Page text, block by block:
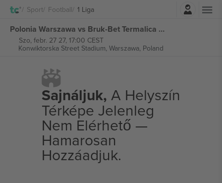
Sport Football 1 Liga
Polonia Warszawa vs Bruk-Bet Termalica Nieciecza 1 Liga jegyek
Szo, febr. 27 27, 17:00 CEST
Konwiktorska Street Stadium, Warszawa, Poland
Sajnáljuk, A Helyszín
Térképe Jelenleg
Nem Elérhető —
Hamarosan
Hozzáadjuk.